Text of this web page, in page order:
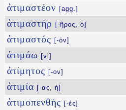
ἀτιμαστέον [agg.]
ἀτιμαστήρ [-ῆρος, ὁ]
ἀτιμαστός [-όν]
ἀτιμάω [v.]
ἀτίμητος [-ον]
ἀτιμία [-ας, ἡ]
ἀτιμοπενθής [-ές]